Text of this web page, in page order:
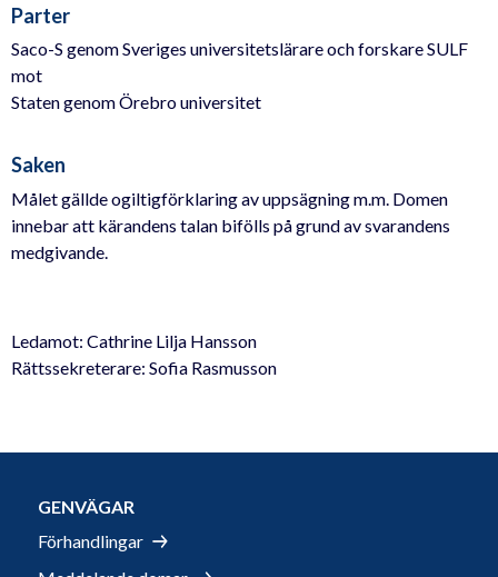
Parter
Saco-S genom Sveriges universitetslärare och forskare SULF
mot
Staten genom Örebro universitet
Saken
Målet gällde ogiltigförklaring av uppsägning m.m. Domen
innebar att kärandens talan bifölls på grund av svarandens
medgivande.
Ledamot: Cathrine Lilja Hansson
Rättssekreterare: Sofia Rasmusson
GENVÄGAR
Förhandlingar